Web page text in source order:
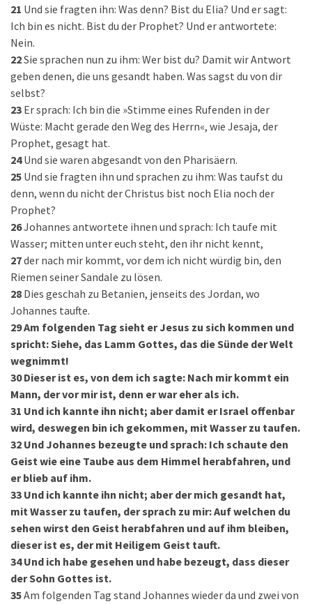
21 Und sie fragten ihn: Was denn? Bist du Elia? Und er sagt:
Ich bin es nicht. Bist du der Prophet? Und er antwortete:
Nein.
22Sie sprachen nun zu ihm: Wer bist du? Damit wir Antwort
geben denen, die uns gesandt haben. Was sagst du von dir
selbst?
23 Er sprach: Ich bin die »Stimme eines Rufenden in der
Wüste: Macht gerade den Weg des Herrn«, wie Jesaja, der
Prophet, gesagt hat.
24 Und sie waren abgesandt von den Pharisäern.
25 Und sie fragten ihn und sprachen zu ihm: Was taufst du
denn, wenn du nicht der Christus bist noch Elia noch der
Prophet?
26Johannes antwortete ihnen und sprach: Ich taufe mit
Wasser; mitten unter euch steht, den ihr nicht kennt,
27der nach mir kommt, vor dem ich nicht würdig bin, den
Riemen seiner Sandale zu lösen.
28 Dies geschah zu Betanien, jenseits des Jordan, wo
Johannes taufte.
29Am folgenden Tag sieht er Jesus zu sich kommen und
spricht: Siehe, das Lamm Gottes, das die Sünde der Welt
wegnimmt!
30 Dieser ist es, von dem ich sagte: Nach mir kommt ein
Mann, der vor mir ist, denn er war eher als ich.
31 Und ich kannte ihn nicht; aber damit er Israel offenbar
wird, deswegen bin ich gekommen, mit Wasser zu taufen.
32 Und Johannes bezeugte und sprach: Ich schaute den
Geist wie eine Taube aus dem Himmel herabfahren, und
er blieb auf ihm.
33 Und ich kannte ihn nicht; aber der mich gesandt hat,
mit Wasser zu taufen, der sprach zu mir: Auf welchen du
sehen wirst den Geist herabfahren und auf ihm bleiben,
dieser ist es, der mit Heiligem Geist tauft.
34 Und ich habe gesehen und habe bezeugt, dass dieser
der Sohn Gottes ist.
35Am folgenden Tag stand Johannes wieder da und zwei von